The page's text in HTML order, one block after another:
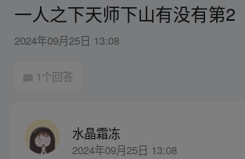
一人之下天师下山有没有第2
2024年09月25日 13:08
1个回答
水晶霜冻
2024年09月25日 13:08